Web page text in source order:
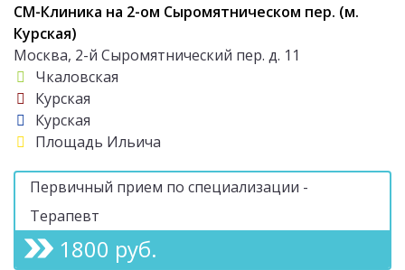
СМ-Клиника на 2-ом Сыромятническом пер. (м.
Курская)
Москва, 2-й Сыромятнический пер. д. 11
Чкаловская
Курская
Курская
Площадь Ильича
Первичный прием по специализации -
Терапевт
1800 руб.